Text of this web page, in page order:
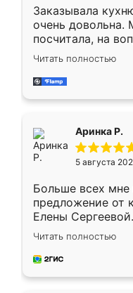
Заказывала
очень довольна.
посчитала, на
Замерщик
делу со всей
за день, ребята
Читать полностью
Аринка Р.
5 августа
Больше всех мне
предложение от
Елены
короткие сроки
для замера
предложил по
Читать полностью